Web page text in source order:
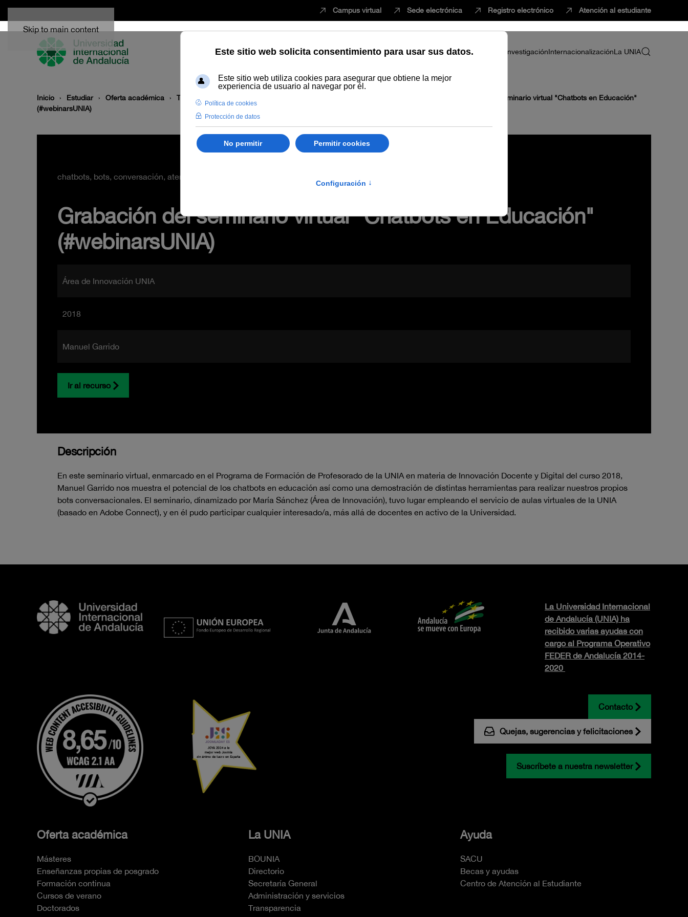
Skip to main content
Campus virtual Sede electrónica Registro electrónico Atención al estudiante
EstudiarInnovaciónVida universitariaProfesorado InvestigaciónInternacionalizaciónLa UNIA
Inicio Estudiar Oferta académica Temática
Grabación del seminario virtual "Chatbots en Educación"
(#webinarsUNIA)
chatbots, bots, conversación, atención al usuario, tests, aplicaciones, herramientas.
Grabación del seminario virtual "Chatbots en Educación"
(#webinarsUNIA)
Área de Innovación UNIA
2018
Manuel Garrido
Ir al recurso
Descripción
En este seminario virtual, enmarcado en el Programa de Formación de Profesorado de la UNIA en materia de Innovación Docente y Digital del curso 2018,
Manuel Garrido nos muestra el potencial de los chatbots en educación así como una demostración de distintas herramientas para realizar nuestros propios
bots conversacionales. El seminario, dinamizado por María Sánchez (Área de Innovación), tuvo lugar empleando el servicio de aulas virtuales de la UNIA
(basado en Adobe Connect), y en él pudo participar cualquier interesado/a, más allá de docentes en activo de la Universidad.
La Universidad Internacional
de Andalucía (UNIA) ha
recibido varias ayudas con
cargo al Programa Operativo
FEDER de Andalucía 2014-
2020
Contacto
Quejas, sugerencias y felicitaciones
Suscríbete a nuestra newsletter
Oferta académica
Másteres
Enseñanzas propias de posgrado
Formación continua
Cursos de verano
Doctorados
La UNIA
BOUNIA
Directorio
Secretaría General
Administración y servicios
Transparencia
Ayuda
SACU
Becas y ayudas
Centro de Atención al Estudiante